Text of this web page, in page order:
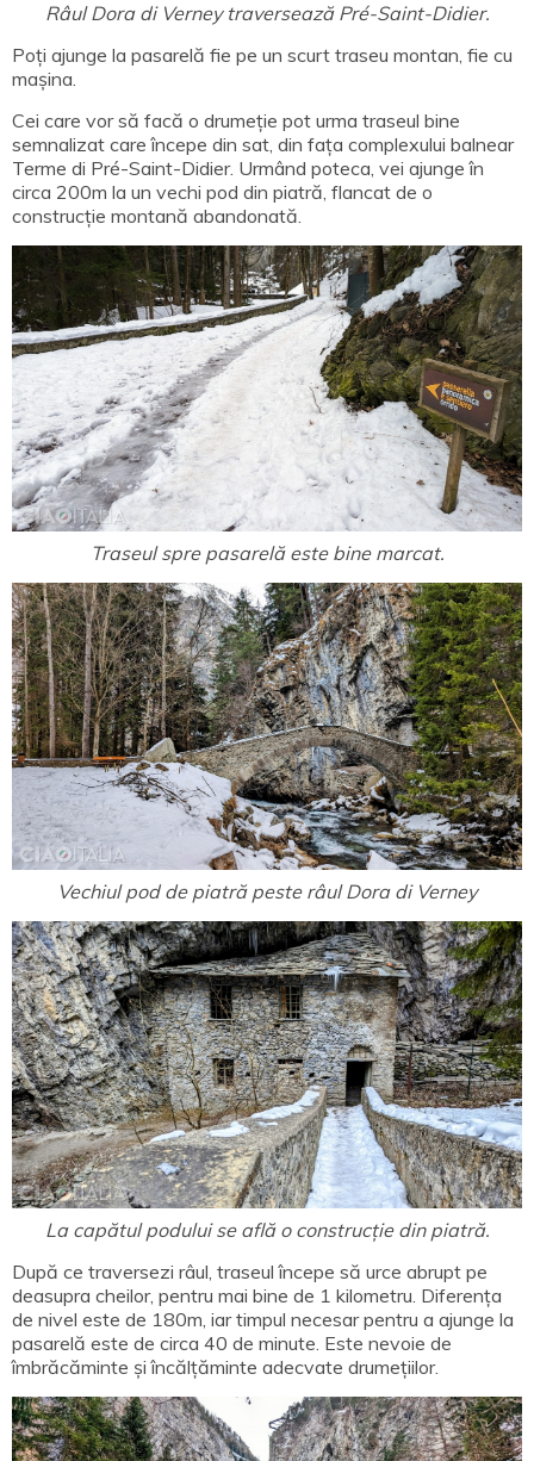
Râul Dora di Verney traversează Pré-Saint-Didier.
Poți ajunge la pasarelă fie pe un scurt traseu montan, fie cu
mașina.
Cei care vor să facă o drumeție pot urma traseul bine
semnalizat care începe din sat, din fața complexului balnear
Terme di Pré-Saint-Didier. Urmând poteca, vei ajunge în
circa 200m la un vechi pod din piatră, flancat de o
construcție montană abandonată.
Traseul spre pasarelă este bine marcat.
Vechiul pod de piatră peste râul Dora di Verney
La capătul podului se află o construcție din piatră.
După ce traversezi râul, traseul începe să urce abrupt pe
deasupra cheilor, pentru mai bine de 1 kilometru. Diferența
de nivel este de 180m, iar timpul necesar pentru a ajunge la
pasarelă este de circa 40 de minute. Este nevoie de
îmbrăcăminte și încălțăminte adecvate drumețiilor.